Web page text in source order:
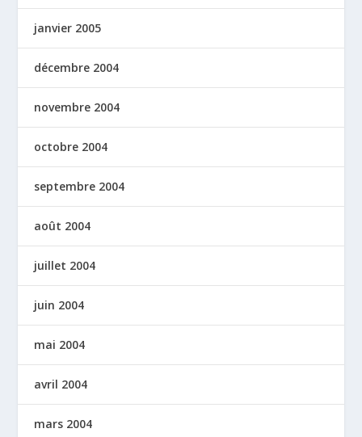
janvier 2005
décembre 2004
novembre 2004
octobre 2004
septembre 2004
août 2004
juillet 2004
juin 2004
mai 2004
avril 2004
mars 2004